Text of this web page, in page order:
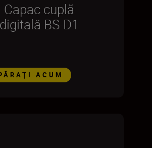
Capac cuplă
digitală BS-D1
ACUM